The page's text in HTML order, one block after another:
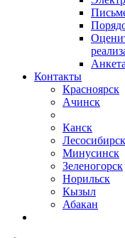
Контакты
Красноярск
Ачинск
Канск
Лесосибирск
Минусинск
Зеленогорск
Норильск
Кызыл
Абакан